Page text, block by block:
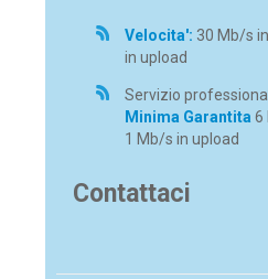
Velocita': 30 Mb/s
in upload
Servizio
Minima Garantita 6
1 Mb/s in upload
Contattaci